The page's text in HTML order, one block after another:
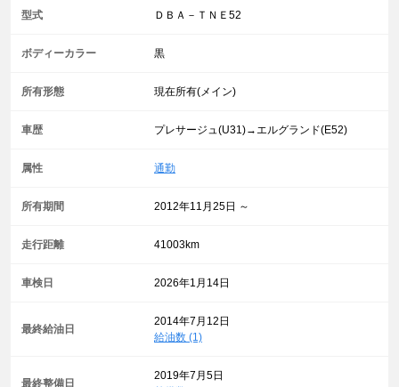
型式 ＤＢＡ－ＴＮＥ52
ボディーカラー 黒
所有形態 現在所有(メイン)
車歴 プレサージュ(U31)→エルグランド(E52)
属性 通勤
所有期間 2012年11月25日 ～
走行距離 41003km
車検日 2026年1月14日
最終給油日
2014年7月12日
給油数 (1)
最終整備日
2019年7月5日